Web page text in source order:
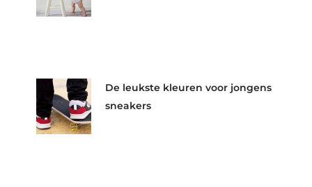
De leukste kleuren voor jongens
sneakers